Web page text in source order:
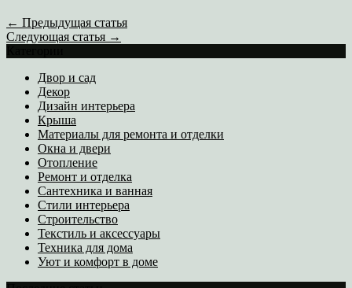
← Предыдущая статья
Следующая статья →
Двор и сад
Декор
Дизайн интерьера
Крыша
Материалы для ремонта и отделки
Окна и двери
Отопление
Ремонт и отделка
Сантехника и ванная
Стили интерьера
Строительство
Текстиль и аксессуары
Техника для дома
Уют и комфорт в доме